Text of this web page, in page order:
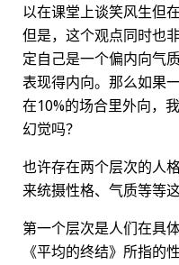
以在课堂上谈笑风生但
但是，这个观点同时
定自己是一个偏内向气
表现得内向。那么如果
在10%的场合里外向，
幻觉吗？
也许存在两个层次的人
来统摄性格、气质等等
第一个层次是人们在具
《平均的终结》所指的性